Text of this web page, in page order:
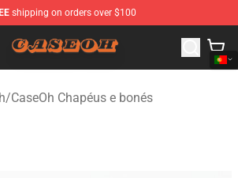
shipping on orders over $100
- Official CaseOh Merchandise Store
/CaseOh Chapéus e bonés